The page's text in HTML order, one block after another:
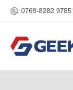
0769-8282